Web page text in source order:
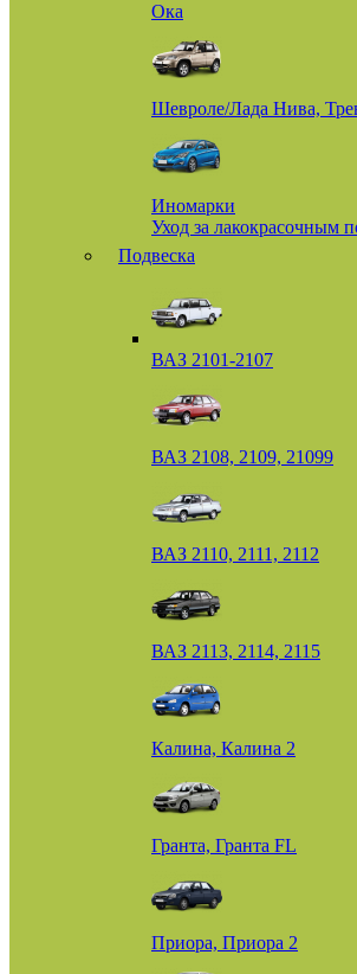
Ока
Шевроле/Лада Нива,
Иномарки
Уход за лакокрасочным
Подвеска
ВАЗ 2101-2107
ВАЗ 2108, 2109, 21099
ВАЗ 2110, 2111, 2112
ВАЗ 2113, 2114, 2115
Калина, Калина 2
Гранта, Гранта FL
Приора, Приора 2